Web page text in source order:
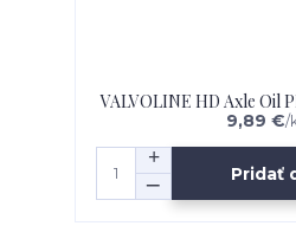
VALVOLINE HD Axle Oil
9,89 €/
Pridať